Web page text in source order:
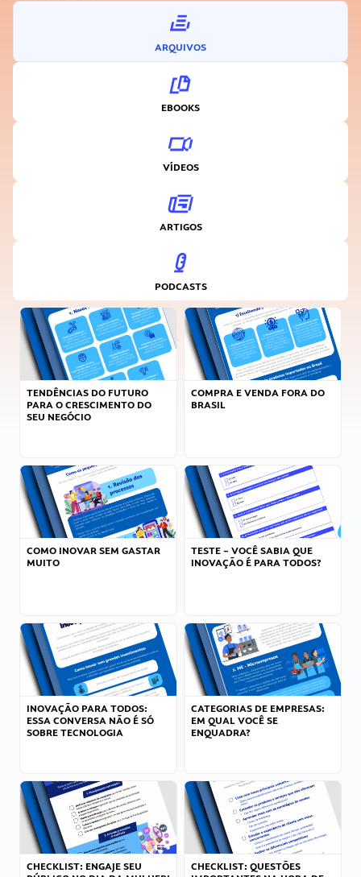
ARQUIVOS
EBOOKS
VÍDEOS
ARTIGOS
PODCASTS
TENDÊNCIAS DO FUTURO
PARA O CRESCIMENTO DO
SEU NEGÓCIO
COMPRA E VENDA FORA DO
BRASIL
COMO INOVAR SEM GASTAR
MUITO
TESTE – VOCÊ SABIA QUE
INOVAÇÃO É PARA TODOS?
INOVAÇÃO PARA TODOS:
ESSA CONVERSA NÃO É SÓ
SOBRE TECNOLOGIA
CATEGORIAS DE EMPRESAS:
EM QUAL VOCÊ SE
ENQUADRA?
CHECKLIST: ENGAJE SEU
CHECKLIST: QUESTÕES